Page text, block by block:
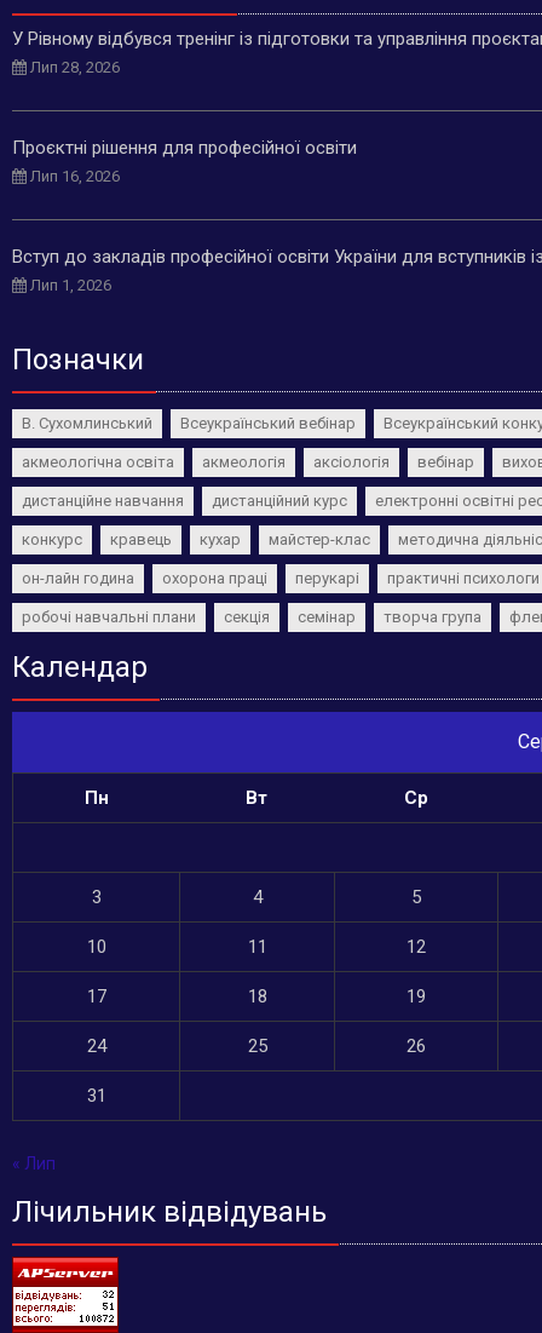
У Рівному відбувся тренінг із підготовки та управління
Лип 28, 2026
Проєктні рішення для професійної освіти
Лип 16, 2026
Вступ до закладів професійної освіти України для
Лип 1, 2026
Позначки
В. Сухомлинський Всеукраїнський вебінар Всеукраїнський
акмеологічна освіта акмеологія аксіологія вебінар
дистанційне навчання дистанційний курс електронні освітні
конкурс кравець кухар майстер-клас методична
он-лайн година охорона праці перукарі практичні психологи
робочі навчальні плани секція семінар творча група
Календар
Пн Вт Ср
3 4 5
10 11 12
17 18 19
24 25 26
31
« Лип
Лічильник відвідувань